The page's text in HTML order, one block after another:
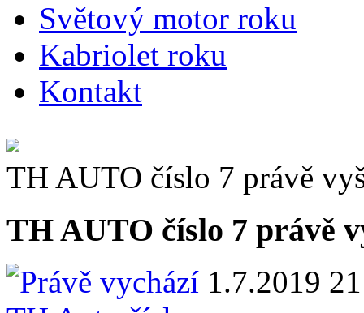
Světový motor roku
Kabriolet roku
Kontakt
TH AUTO číslo 7 právě
TH AUTO číslo 7 právě
1.7.2019